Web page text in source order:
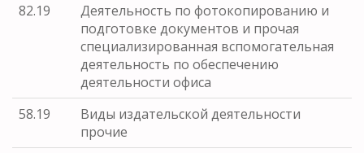
82.19
Деятельность по фотокопированию и
подготовке документов и прочая
специализированная вспомогательная
деятельность по обеспечению
деятельности офиса
58.19
Виды издательской деятельности
прочие